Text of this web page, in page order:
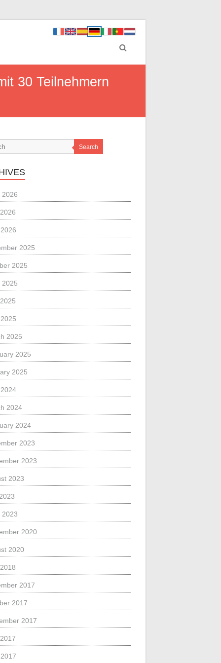
30 Teilnehmern
Search
2026
2025
2025
2025
2025
2025
2025
2024
2024
2023
2023
2023
2023
2020
2020
2017
2017
2017